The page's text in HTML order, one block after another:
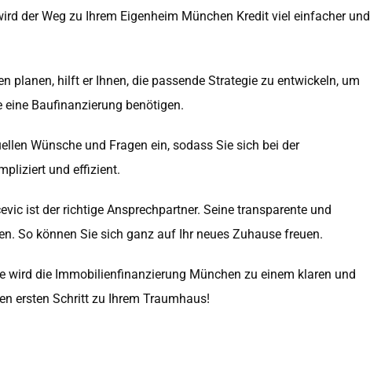
der Weg zu Ihrem Eigenheim München Kredit viel einfacher und
planen, hilft er Ihnen, die passende Strategie zu entwickeln, um
Baufinanzierung benötigen.
Wünsche und Fragen ein, sodass Sie sich bei der
und effizient.
ist der richtige Ansprechpartner. Seine transparente und
So können Sie sich ganz auf Ihr neues Zuhause freuen.
wird die Immobilienfinanzierung München zu einem klaren und
ersten Schritt zu Ihrem Traumhaus!